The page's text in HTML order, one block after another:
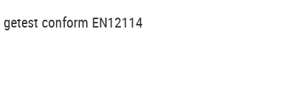
conform EN12114